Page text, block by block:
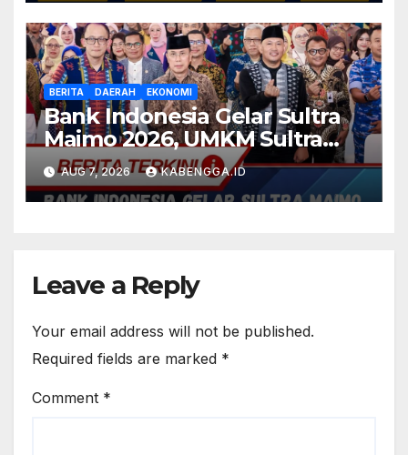
BERITA DAERAH EKONOMI
Bank Indonesia Gelar Sultra
Maimo 2026, UMKM Sultra
Didorong Tembus Pasar
Global
AUG 7, 2026 KABENGGA.ID
Leave a Reply
Your email address will not be published.
Required fields are marked *
Comment *